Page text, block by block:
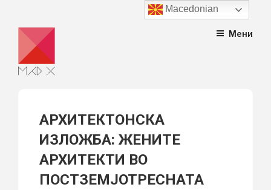
content
Мени
АРХИТЕКТОНСКА
ИЗЛОЖБА: ЖЕНИТЕ
АРХИТЕКТИ ВО
ПОСТЗЕМЈОТРЕСНАТА
Macedonian